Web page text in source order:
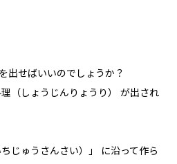
出せばいいのでしょうか？
（しょうじんりょうり） が出され
じゅうさんさい）」 に沿って作ら